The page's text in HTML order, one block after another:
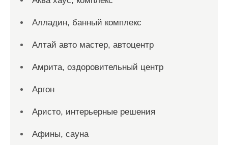
Алладин, банный комплекс
Алтай авто мастер, автоцентр
Амрита, оздоровительный центр
Аргон
Аристо, интерьерные решения
Афины, сауна